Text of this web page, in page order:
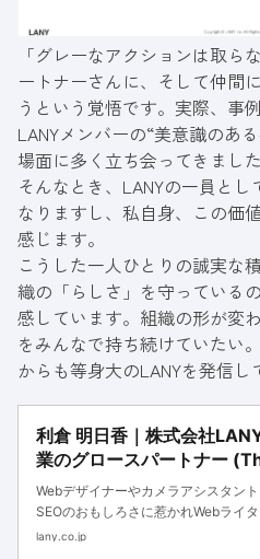
「グレーなアクションは取ら
ートナーさんに、そして仲間
うという覚悟です。実際、事
LANYメンバーの“美意識のあ
場面に多く立ち会ってきました
そんなとき、LANYの一員と
なりますし、私自身、この価
感じます。
こうした一人ひとりの誠実な
織の「らしさ」を守っている
感しています。組織の形が変
をみんなで持ち続けていたい
からも等身大のLANYを発信し
利倉 明日香｜株式会社
業のグロースパートナー
Growth Partner)
Webデザイナーやカメラアシスタント
SEOのおもしろさに惹かれWebライ
レクターとして独立。株式会社AViCで
lany.co.jp